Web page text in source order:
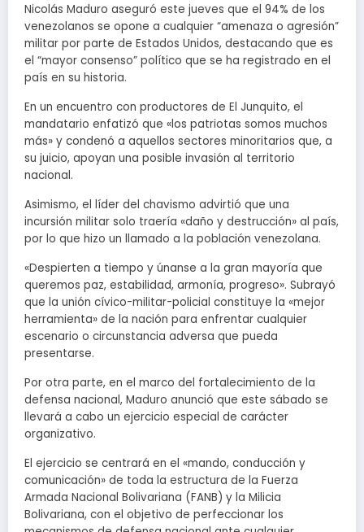
Nicolás Maduro aseguró este jueves que el 94% de los
venezolanos se opone a cualquier “amenaza o agresión”
militar por parte de Estados Unidos, destacando que es
el “mayor consenso” político que se ha registrado en el
país en su historia.
En un encuentro con productores de El Junquito, el
mandatario enfatizó que «los patriotas somos muchos
más» y condenó a aquellos sectores minoritarios que, a
su juicio, apoyan una posible invasión al territorio
nacional.
Asimismo, el líder del chavismo advirtió que una
incursión militar solo traería «daño y destrucción» al país,
por lo que hizo un llamado a la población venezolana.
«Despierten a tiempo y únanse a la gran mayoría que
queremos paz, estabilidad, armonía, progreso». Subrayó
que la unión cívico-militar-policial constituye la «mejor
herramienta» de la nación para enfrentar cualquier
escenario o circunstancia adversa que pueda
presentarse.
Por otra parte, en el marco del fortalecimiento de la
defensa nacional, Maduro anunció que este sábado se
llevará a cabo un ejercicio especial de carácter
organizativo.
El ejercicio se centrará en el «mando, conducción y
comunicación» de toda la estructura de la Fuerza
Armada Nacional Bolivariana (FANB) y la Milicia
Bolivariana, con el objetivo de perfeccionar los